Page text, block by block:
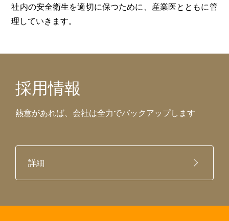
社内の安全衛生を適切に保つために、産業医とともに管
理していきます。
採用情報
熱意があれば、会社は全力でバックアップします
詳細